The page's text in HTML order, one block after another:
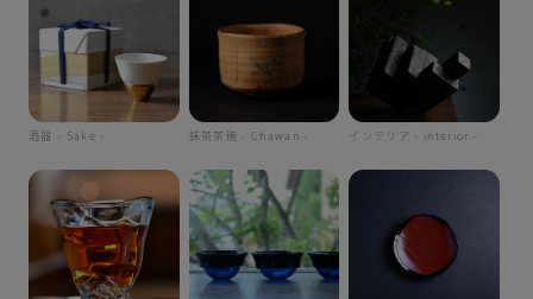
酒器 - Sake - 抹茶茶碗 - Chawan - インテリア - interior -